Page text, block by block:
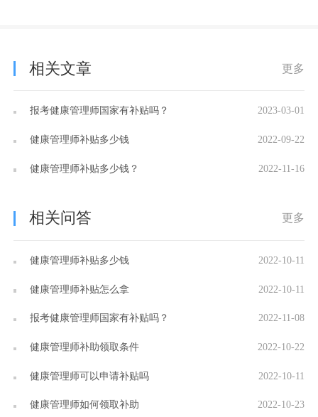
相关文章 更多
报考健康管理师国家有补贴吗？ 2023-03-01
健康管理师补贴多少钱 2022-09-22
健康管理师补贴多少钱？ 2022-11-16
相关问答 更多
健康管理师补贴多少钱 2022-10-11
健康管理师补贴怎么拿 2022-10-11
报考健康管理师国家有补贴吗？ 2022-11-08
健康管理师补助领取条件 2022-10-22
健康管理师可以申请补贴吗 2022-10-11
健康管理师如何领取补助 2022-10-23